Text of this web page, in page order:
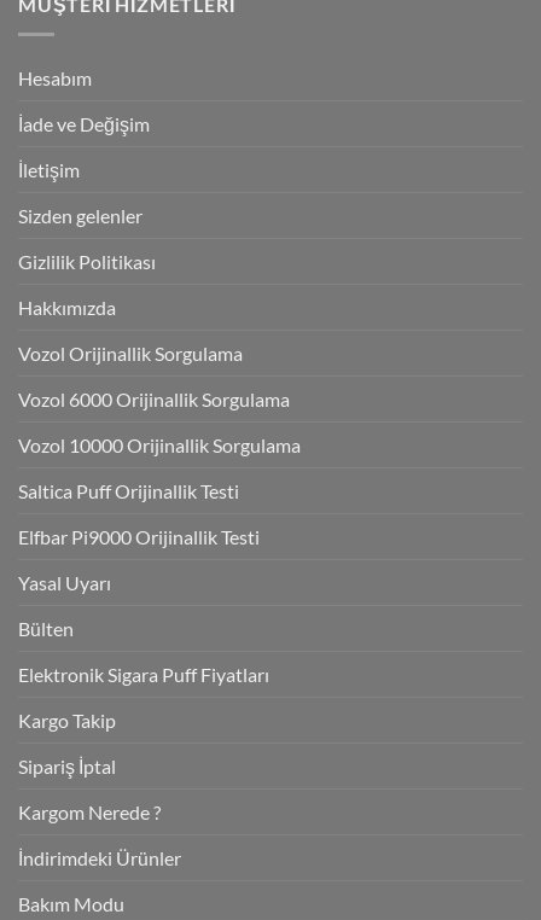
Hesabım
İade ve Değişim
İletişim
Sizden gelenler
Gizlilik Politikası
Hakkımızda
Vozol Orijinallik Sorgulama
Vozol 6000 Orijinallik Sorgulama
Vozol 10000 Orijinallik Sorgulama
Saltica Puff Orijinallik Testi
Elfbar Pi9000 Orijinallik Testi
Yasal Uyarı
Bülten
Elektronik Sigara Puff Fiyatları
Kargo Takip
Sipariş İptal
Kargom Nerede ?
İndirimdeki Ürünler
Bakım Modu